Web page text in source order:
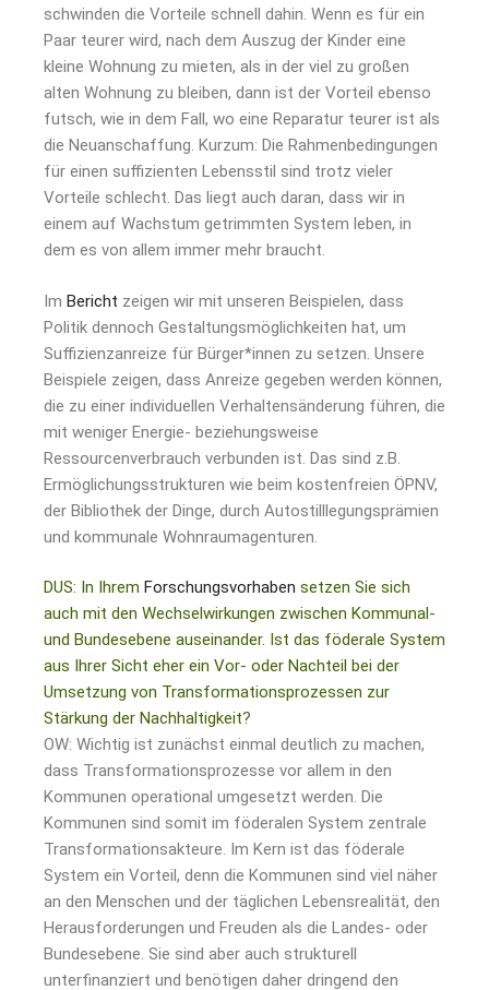
schwinden die Vorteile schnell dahin. Wenn es für ein
Paar teurer wird, nach dem Auszug der Kinder eine
kleine Wohnung zu mieten, als in der viel zu großen
alten Wohnung zu bleiben, dann ist der Vorteil ebenso
futsch, wie in dem Fall, wo eine Reparatur teurer ist als
die Neuanschaffung. Kurzum: Die Rahmenbedingungen
für einen suffizienten Lebensstil sind trotz vieler
Vorteile schlecht. Das liegt auch daran, dass wir in
einem auf Wachstum getrimmten System leben, in
dem es von allem immer mehr braucht.
Im Bericht zeigen wir mit unseren Beispielen, dass
Politik dennoch Gestaltungsmöglichkeiten hat, um
Suffizienzanreize für Bürger*innen zu setzen. Unsere
Beispiele zeigen, dass Anreize gegeben werden können,
die zu einer individuellen Verhaltensänderung führen, die
mit weniger Energie- beziehungsweise
Ressourcenverbrauch verbunden ist. Das sind z.B.
Ermöglichungsstrukturen wie beim kostenfreien ÖPNV,
der Bibliothek der Dinge, durch Autostilllegungsprämien
und kommunale Wohnraumagenturen.
DUS: In Ihrem Forschungsvorhaben setzen Sie sich
auch mit den Wechselwirkungen zwischen Kommunal-
und Bundesebene auseinander. Ist das föderale System
aus Ihrer Sicht eher ein Vor- oder Nachteil bei der
Umsetzung von Transformationsprozessen zur
Stärkung der Nachhaltigkeit?
OW: Wichtig ist zunächst einmal deutlich zu machen,
dass Transformationsprozesse vor allem in den
Kommunen operational umgesetzt werden. Die
Kommunen sind somit im föderalen System zentrale
Transformationsakteure. Im Kern ist das föderale
System ein Vorteil, denn die Kommunen sind viel näher
an den Menschen und der täglichen Lebensrealität, den
Herausforderungen und Freuden als die Landes- oder
Bundesebene. Sie sind aber auch strukturell
unterfinanziert und benötigen daher dringend den